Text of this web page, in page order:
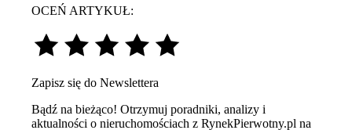
OCEŃ ARTYKUŁ:
Zapisz się do Newslettera
Bądź na bieżąco! Otrzymuj poradniki, analizy i
aktualności o nieruchomościach z RynekPierwotny.pl na